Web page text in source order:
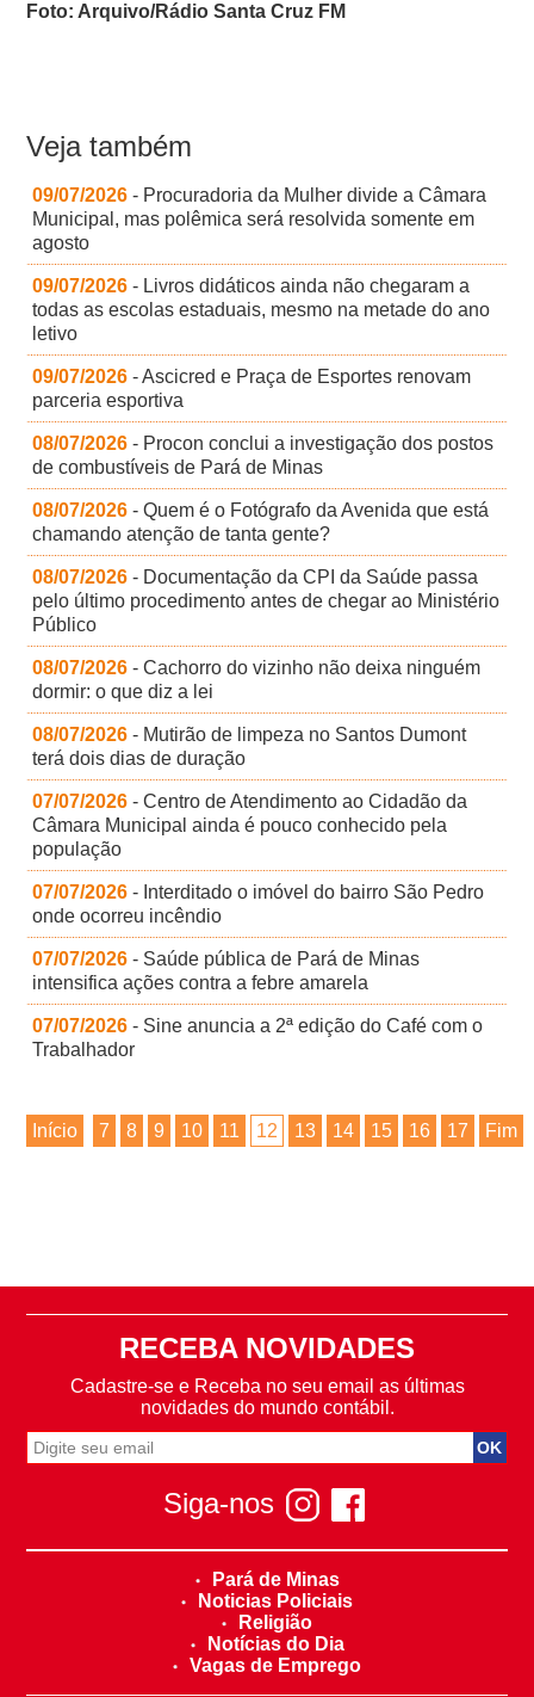
Foto: Arquivo/Rádio Santa Cruz FM
Veja também
09/07/2026 - Procuradoria da Mulher divide a Câmara
Municipal, mas polêmica será resolvida somente em
agosto
09/07/2026 - Livros didáticos ainda não chegaram a
todas as escolas estaduais, mesmo na metade do ano
letivo
09/07/2026 - Ascicred e Praça de Esportes renovam
parceria esportiva
08/07/2026 - Procon conclui a investigação dos postos
de combustíveis de Pará de Minas
08/07/2026 - Quem é o Fotógrafo da Avenida que está
chamando atenção de tanta gente?
08/07/2026 - Documentação da CPI da Saúde passa
pelo último procedimento antes de chegar ao Ministério
Público
08/07/2026 - Cachorro do vizinho não deixa ninguém
dormir: o que diz a lei
08/07/2026 - Mutirão de limpeza no Santos Dumont
terá dois dias de duração
07/07/2026 - Centro de Atendimento ao Cidadão da
Câmara Municipal ainda é pouco conhecido pela
população
07/07/2026 - Interditado o imóvel do bairro São Pedro
onde ocorreu incêndio
07/07/2026 - Saúde pública de Pará de Minas
intensifica ações contra a febre amarela
07/07/2026 - Sine anuncia a 2ª edição do Café com o
Trabalhador
Início 7 8 9 10 11 12 13 14 15 16 17 Fim
RECEBA NOVIDADES
Cadastre-se e Receba no seu email as últimas
novidades do mundo contábil.
Siga-nos
Pará de Minas
Noticias Policiais
Religião
Notícias do Dia
Vagas de Emprego